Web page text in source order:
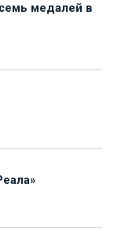
медалей в